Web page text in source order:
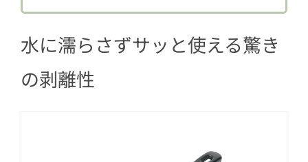
4握りやすさを追求した「S字カーブ取っ
手」
扱いやすい軽量さ
水に濡らさずサッと使える驚き
の剥離性